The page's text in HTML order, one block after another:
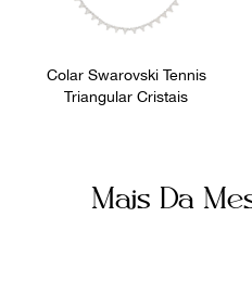
Colar Swarovski Tennis
Triangular Cristais
Mais Da